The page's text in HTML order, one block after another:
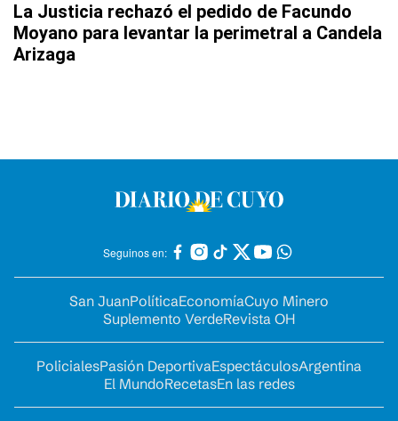
La Justicia rechazó el pedido de Facundo
Moyano para levantar la perimetral a Candela
Arizaga
Seguinos en:
San JuanPolíticaEconomíaCuyo Minero
Suplemento VerdeRevista OH
PolicialesPasión DeportivaEspectáculosArgentina
El MundoRecetasEn las redes